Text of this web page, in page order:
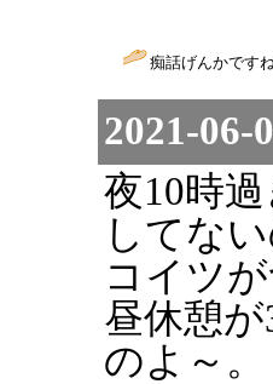
痴話げんかです
2021-
夜10時
してない
コイツ
昼休憩
のよ～。